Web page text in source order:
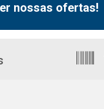
nossas ofertas!